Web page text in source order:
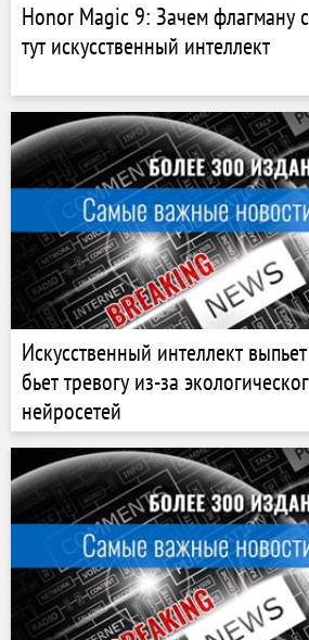
Honor Magic 9: Зачем флагману
тут искусственный интеллект
Искусственный интеллект
бьет тревогу из-за
нейросетей